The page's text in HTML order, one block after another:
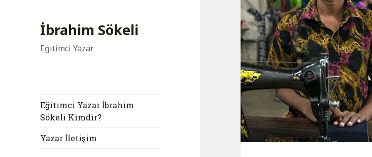
İbrahim Sökeli
Eğitimci Yazar
Eğitimci Yazar İbrahim
Sökeli Kimdir?
Yazar İletişim